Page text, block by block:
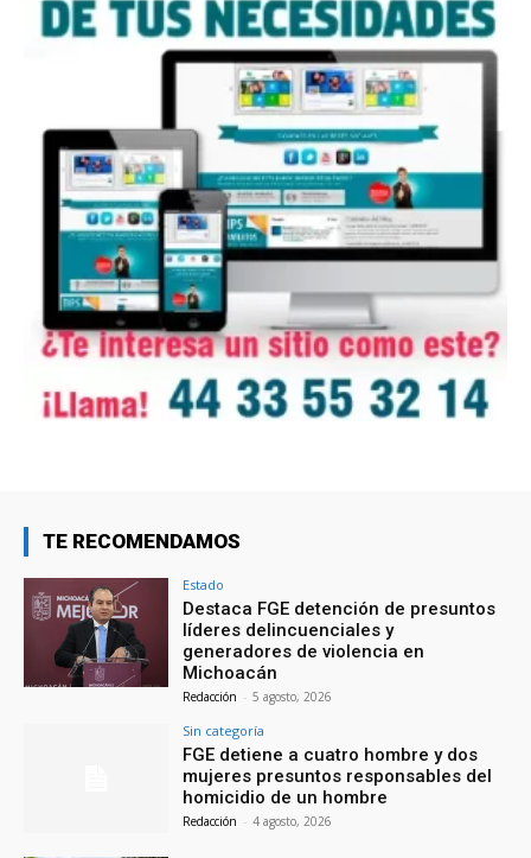
TE RECOMENDAMOS
Estado
Destaca FGE detención de presuntos
líderes delincuenciales y
generadores de violencia en
Michoacán
Redacción - 5 agosto, 2026
Sin categoría
FGE detiene a cuatro hombre y dos
mujeres presuntos responsables del
homicidio de un hombre
Redacción - 4 agosto, 2026